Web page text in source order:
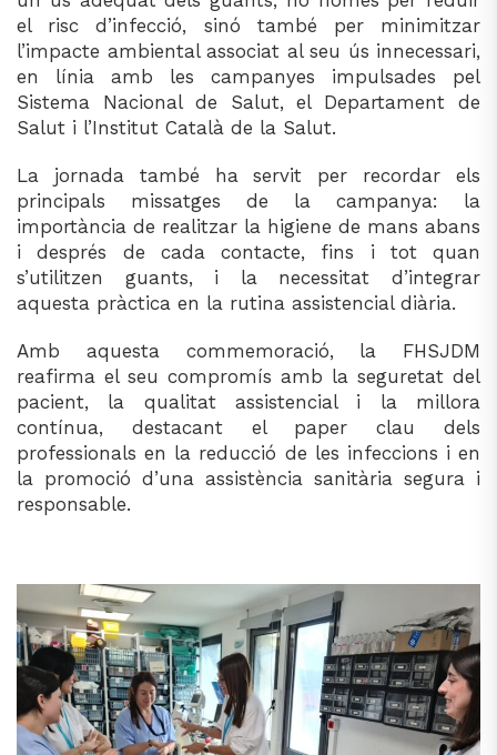
el risc d’infecció, sinó també per minimitzar
l’impacte ambiental associat al seu ús innecessari,
en línia amb les campanyes impulsades pel
Sistema Nacional de Salut, el Departament de
Salut i l’Institut Català de la Salut.
La jornada també ha servit per recordar els
principals missatges de la campanya: la
importància de realitzar la higiene de mans abans
i després de cada contacte, fins i tot quan
s’utilitzen guants, i la necessitat d’integrar
aquesta pràctica en la rutina assistencial diària.
Amb aquesta commemoració, la FHSJDM
reafirma el seu compromís amb la seguretat del
pacient, la qualitat assistencial i la millora
contínua, destacant el paper clau dels
professionals en la reducció de les infeccions i en
la promoció d’una assistència sanitària segura i
responsable.